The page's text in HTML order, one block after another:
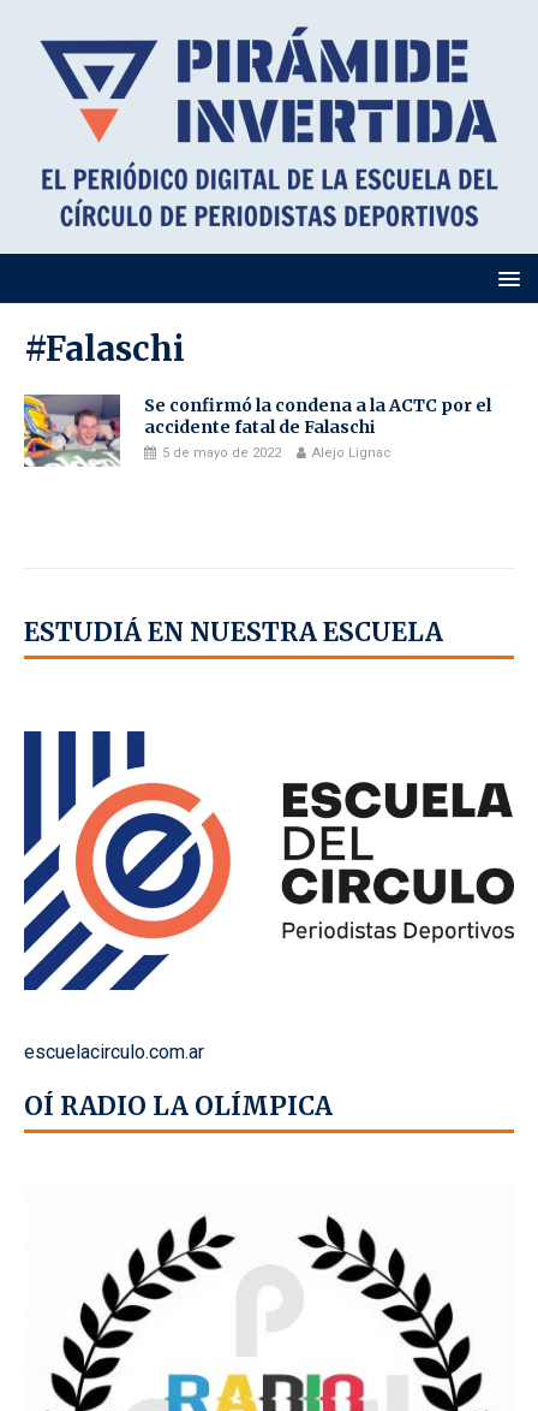
#Falaschi
Se confirmó la condena a la ACTC por el
accidente fatal de Falaschi
5 de mayo de 2022 Alejo Lignac
ESTUDIÁ EN NUESTRA ESCUELA
escuelacirculo.com.ar
OÍ RADIO LA OLÍMPICA